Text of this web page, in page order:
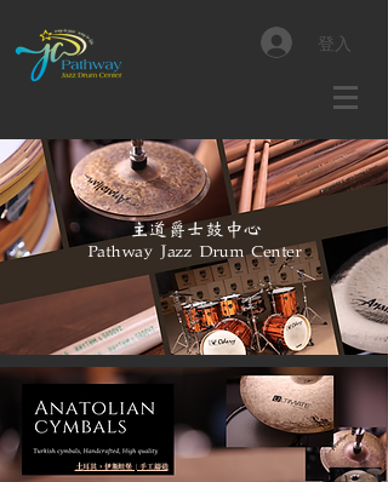
登入
主​道爵士鼓中心
Pathway Jazz Drum Center
土​耳其，伊斯坦堡 | 手工鑄造